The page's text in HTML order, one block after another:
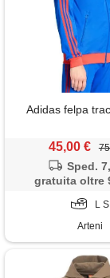
Adidas felpa
45,00 €
Sped.
gratuita oltre
L S
Arteni